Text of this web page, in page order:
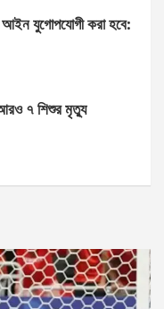
আইন যুগোপযোগী করা হবে:
আরও ৭ শিশুর মৃত্যু